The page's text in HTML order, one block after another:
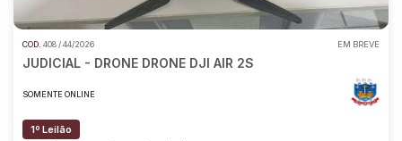
COD. 408 / 44/2026 EM BREVE
JUDICIAL - DRONE DRONE DJI AIR 2S
SOMENTE ONLINE
1º Leilão